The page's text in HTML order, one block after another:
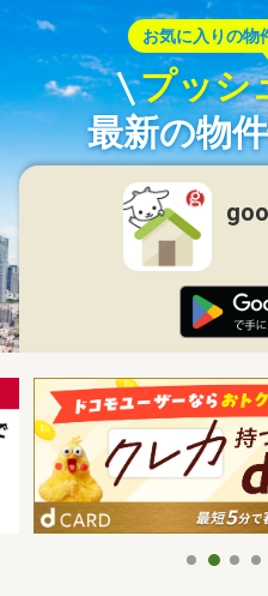
お気に入りの物
プッシ
最新の物